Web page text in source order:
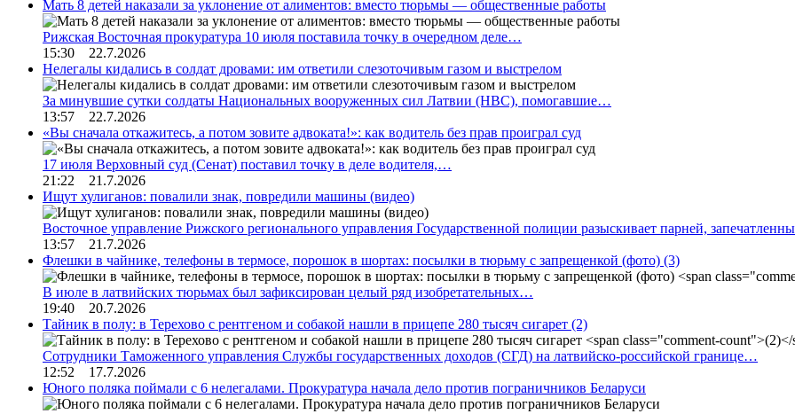
Мать 8 детей наказали за уклонение от алиментов: вместо тюрьмы — общественные работы
Рижская Восточная прокуратура 10 июля поставила точку в очередном деле…
15:30 22.7.2026
Нелегалы кидались в солдат дровами: им ответили слезоточивым газом и выстрелом
За минувшие сутки солдаты Национальных вооруженных сил Латвии (НВС), помогавшие…
13:57 22.7.2026
«Вы сначала откажитесь, а потом зовите адвоката!»: как водитель без прав проиграл суд
17 июля Верховный суд (Сенат) поставил точку в деле водителя,…
21:22 21.7.2026
Ищут хулиганов: повалили знак, повредили машины (видео)
Восточное управление Рижского регионального управления Государственной полиции разыскивает парней,
13:57 21.7.2026
Флешки в чайнике, телефоны в термосе, порошок в шортах: посылки в тюрьму с запрещенкой (фото) (3)
В июле в латвийских тюрьмах был зафиксирован целый ряд изобретательных…
19:40 20.7.2026
Тайник в полу: в Терехово с рентгеном и собакой нашли в прицепе 280 тысяч сигарет (2)
Сотрудники Таможенного управления Службы государственных доходов (СГД) на латвийско-российской границе…
12:52 17.7.2026
Юного поляка поймали с 6 нелегалами. Прокуратура начала дело против пограничников Беларуси